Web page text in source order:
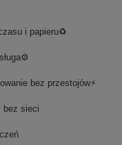
i papieru♻️
bez przestojów⚡
bez sieci